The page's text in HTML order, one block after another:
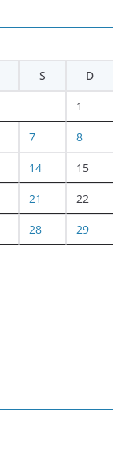
S D
1
7 8
14 15
21 22
28 29